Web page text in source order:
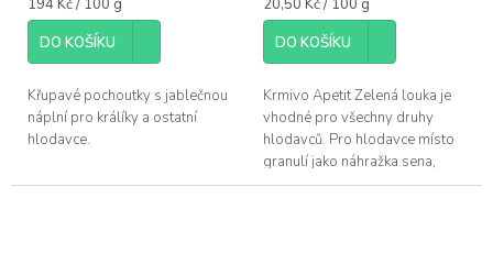
cena:
194 Kč / 100 g
DO KOŠÍKU
Křupavé pochoutky s jablečnou
náplní pro králíky a ostatní
hlodavce.
cena:
20,50 Kč / 100 g
DO KOŠÍKU
Krmivo Apetit Zelená louka je
vhodné pro všechny druhy
hlodavců. Pro hlodavce místo
granulí jako náhražka sena,
jsou ve směsi použita stébla